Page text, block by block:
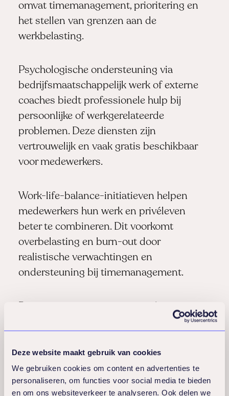
Deze website maakt gebruik van cookies
We gebruiken cookies om content en advertenties te
personaliseren, om functies voor social media te bieden
en om ons websiteverkeer te analyseren. Ook delen we
omvat timemanagement, prioritering en
het stellen van grenzen aan de
werkbelasting.
Psychologische ondersteuning via
bedrijfsmaatschappelijk werk of externe
coaches biedt professionele hulp bij
persoonlijke of werkgerelateerde
problemen. Deze diensten zijn
vertrouwelijk en vaak gratis beschikbaar
voor medewerkers.
Work-life-balance-initiatieven helpen
medewerkers hun werk en privéleven
beter te combineren. Dit voorkomt
overbelasting en burn-out door
realistische verwachtingen en
ondersteuning bij timemanagement.
herkennen vroege signalen en bieden
getraind om signalen te herkennen en
passende actie te ondernemen.